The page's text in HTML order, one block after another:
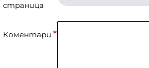
страница
Коментари